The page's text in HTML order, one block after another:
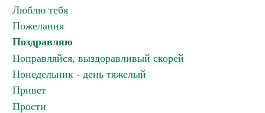
Люблю тебя
Пожелания
Поздравляю
Поправляйся, выздоравливый скорей
Понедельник - день тяжелый
Привет
Прости